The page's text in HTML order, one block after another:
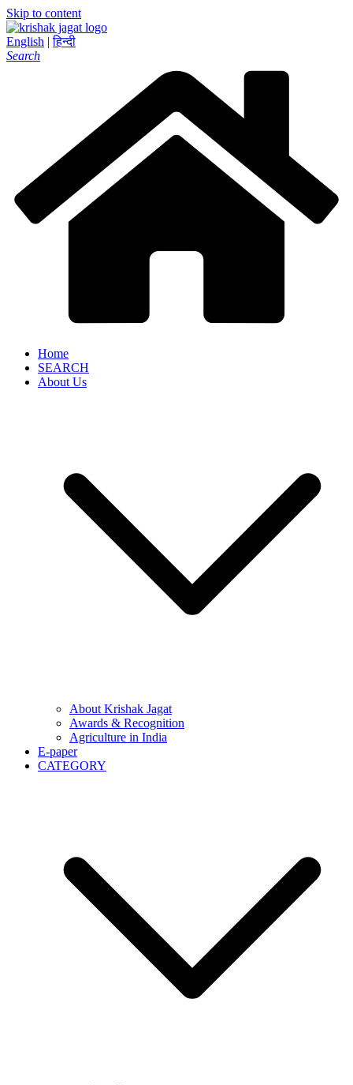
Skip to content
English | हिन्दी
Search
Home
SEARCH
About Us
About Krishak Jagat
Awards & Recognition
Agriculture in India
E-paper
CATEGORY